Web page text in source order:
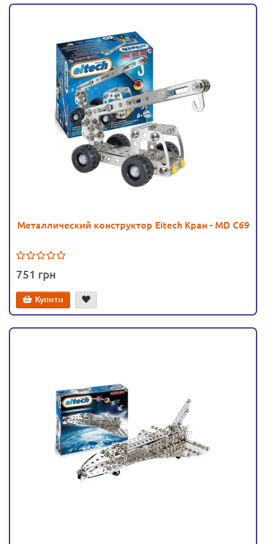
Металлический конструктор Eitech Кран - MD C69
751
Купити